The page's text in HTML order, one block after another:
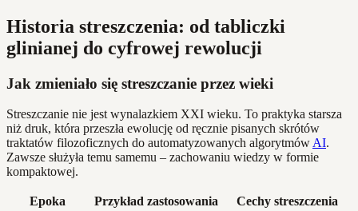
Historia streszczenia: od tabliczki
glinianej do cyfrowej rewolucji
Jak zmieniało się streszczanie przez wieki
Streszczanie nie jest wynalazkiem XXI wieku. To praktyka starsza
niż druk, która przeszła ewolucję od ręcznie pisanych skrótów
traktatów filozoficznych do automatyzowanych algorytmówAI.
Zawsze służyła temu samemu – zachowaniu wiedzy w formie
kompaktowej.
Epoka Przykład zastosowania
Cechy streszczenia